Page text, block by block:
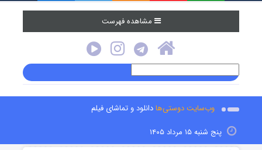
مشاهده فهرست
وب‌سایت دوستی‌هادانلود و تماشای فیلم
پنج شنبه ۱۵ مرداد ۱۴۰۵